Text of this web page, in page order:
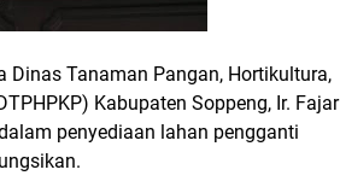
Dinas Tanaman Pangan, Hortikultura,
Kabupaten Soppeng, Ir. Fajar
penyediaan lahan pengganti